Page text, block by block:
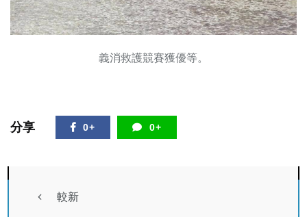
義消救護競賽獲優等。
分享 0+ 0+
較新